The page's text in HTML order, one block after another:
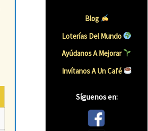
Blog
Loterías Del Mundo
Ayúdanos A Mejorar
Invítanos A Un CafÉ
Síguenos en: